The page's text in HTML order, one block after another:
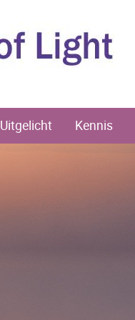
Uitgelicht Kennis